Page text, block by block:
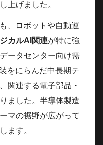
上げました。
、ロボットや自動運
カルAI関連が特に強
ータセンター向け需
をにらんだ中長期テ
関連する電子部品・
ました。半導体製造
マの裾野が広がって
ます。